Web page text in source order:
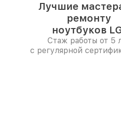
Лучшие
ремонту
ноутбуков
Стаж работы от 5
с регулярной